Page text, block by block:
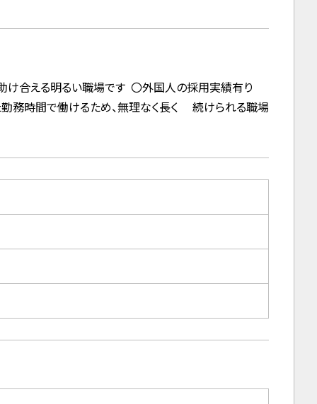
け合える明るい職場です 〇外国人の採用実績有り
務時間で働けるため、無理なく長く 続けられる職場